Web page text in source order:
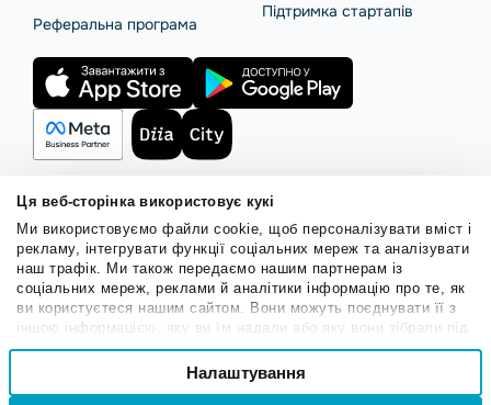
Ця веб-сторінка використовує кукі
Ми використовуємо файли cookie, щоб персоналізувати вміст і
рекламу, інтегрувати функції соціальних мереж та аналізувати
наш трафік. Ми також передаємо нашим партнерам із
соціальних мереж, реклами й аналітики інформацію про те, як
ви користуєтеся нашим сайтом. Вони можуть поєднувати її з
іншою інформацією, яку ви їм надали або яку вони зібрали під
час вашого користування їхніми службами.
Вибір
Налаштування
Реферальна програма
Підтримка стартапів
Правила користуванняПолітика CookiesБезпека SendPulse
Політика конфіденційності
© 2015 - 2026. ТОВ «СендПульс». Всі права захищені.